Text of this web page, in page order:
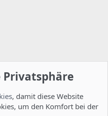
Privatsphäre
, damit diese Website
um den Komfort bei der